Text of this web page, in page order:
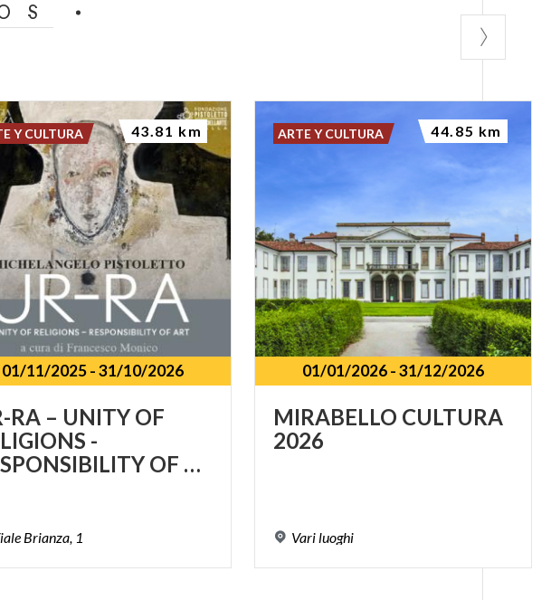
01/11/2025-31/10/2026
RA – UNITY OF
-
RESPONSIBILITY OF ART
Brianza, 1
Y CULTURA 43.81 km
01/01/2026-31/12/2026
MIRABELLO CULTURA
2026
Variluoghi
ARTE Y CULTURA 44.85 km